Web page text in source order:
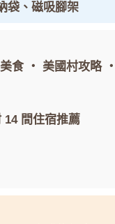
袋、磁吸腳架
食・ 美國村攻略・
14 間住宿推薦